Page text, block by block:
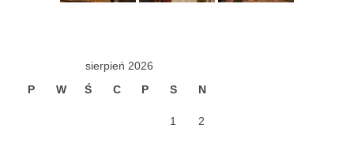
Pierwsza Komunia Święta – Grupa 1
Pierwsza Komunia Święta – Grupa 3
sierpień 2026
P
W Ś C P S N
1 2